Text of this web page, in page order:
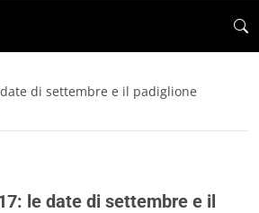
di settembre e il padiglione
le date di settembre e il